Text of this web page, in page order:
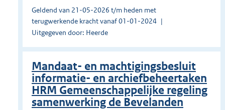
Geldend van 21-05-2026 t/m heden met
terugwerkende kracht vanaf 01-01-2024
Uitgegeven door: Heerde
Mandaat- en machtigingsbesluit
informatie- en archiefbeheertaken
HRM Gemeenschappelijke regeling
samenwerking de Bevelanden